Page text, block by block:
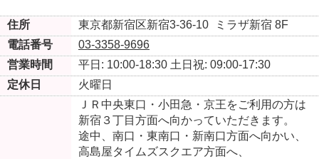
住所 東京都新宿区新宿3-36-10
ミラザ新宿 8F
電話番号
03-3358-9696
営業時間
平日: 10:00-18:30 土日祝: 09:00-17:30
定休日
火曜日
ＪＲ中央東口・小田急・京王をご利用の方は
新宿３丁目方面へ向かっていただきます。
途中、南口・東南口・新南口方面へ向かい、
高島屋タイムズスクエア方面へ、